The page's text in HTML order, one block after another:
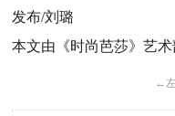
发布/刘璐
本文由《时尚芭莎》艺
←